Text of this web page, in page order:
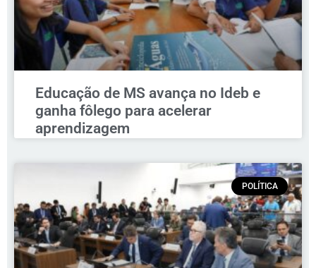
Educação de MS avança no Ideb e
ganha fôlego para acelerar
aprendizagem
POLÍTICA